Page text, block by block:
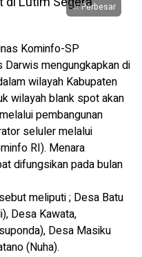
Perbesar
Kominfo-SP
Darwis mengungkapkan di
wilayah Kabupaten
wilayah blank spot akan
pembangunan
seluler melalui
RI). Menara
difungsikan pada bulan
meliputi ; Desa Batu
Desa Kawata,
Desa Masiku
(Nuha).